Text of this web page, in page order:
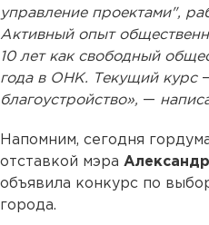
управление проектами",
Активный опыт
10 лет как свободный
года в ОНК. Текущий курс
благоустройство», —
Напомним, сегодня
отставкой мэра
объявила конкурс по
города.